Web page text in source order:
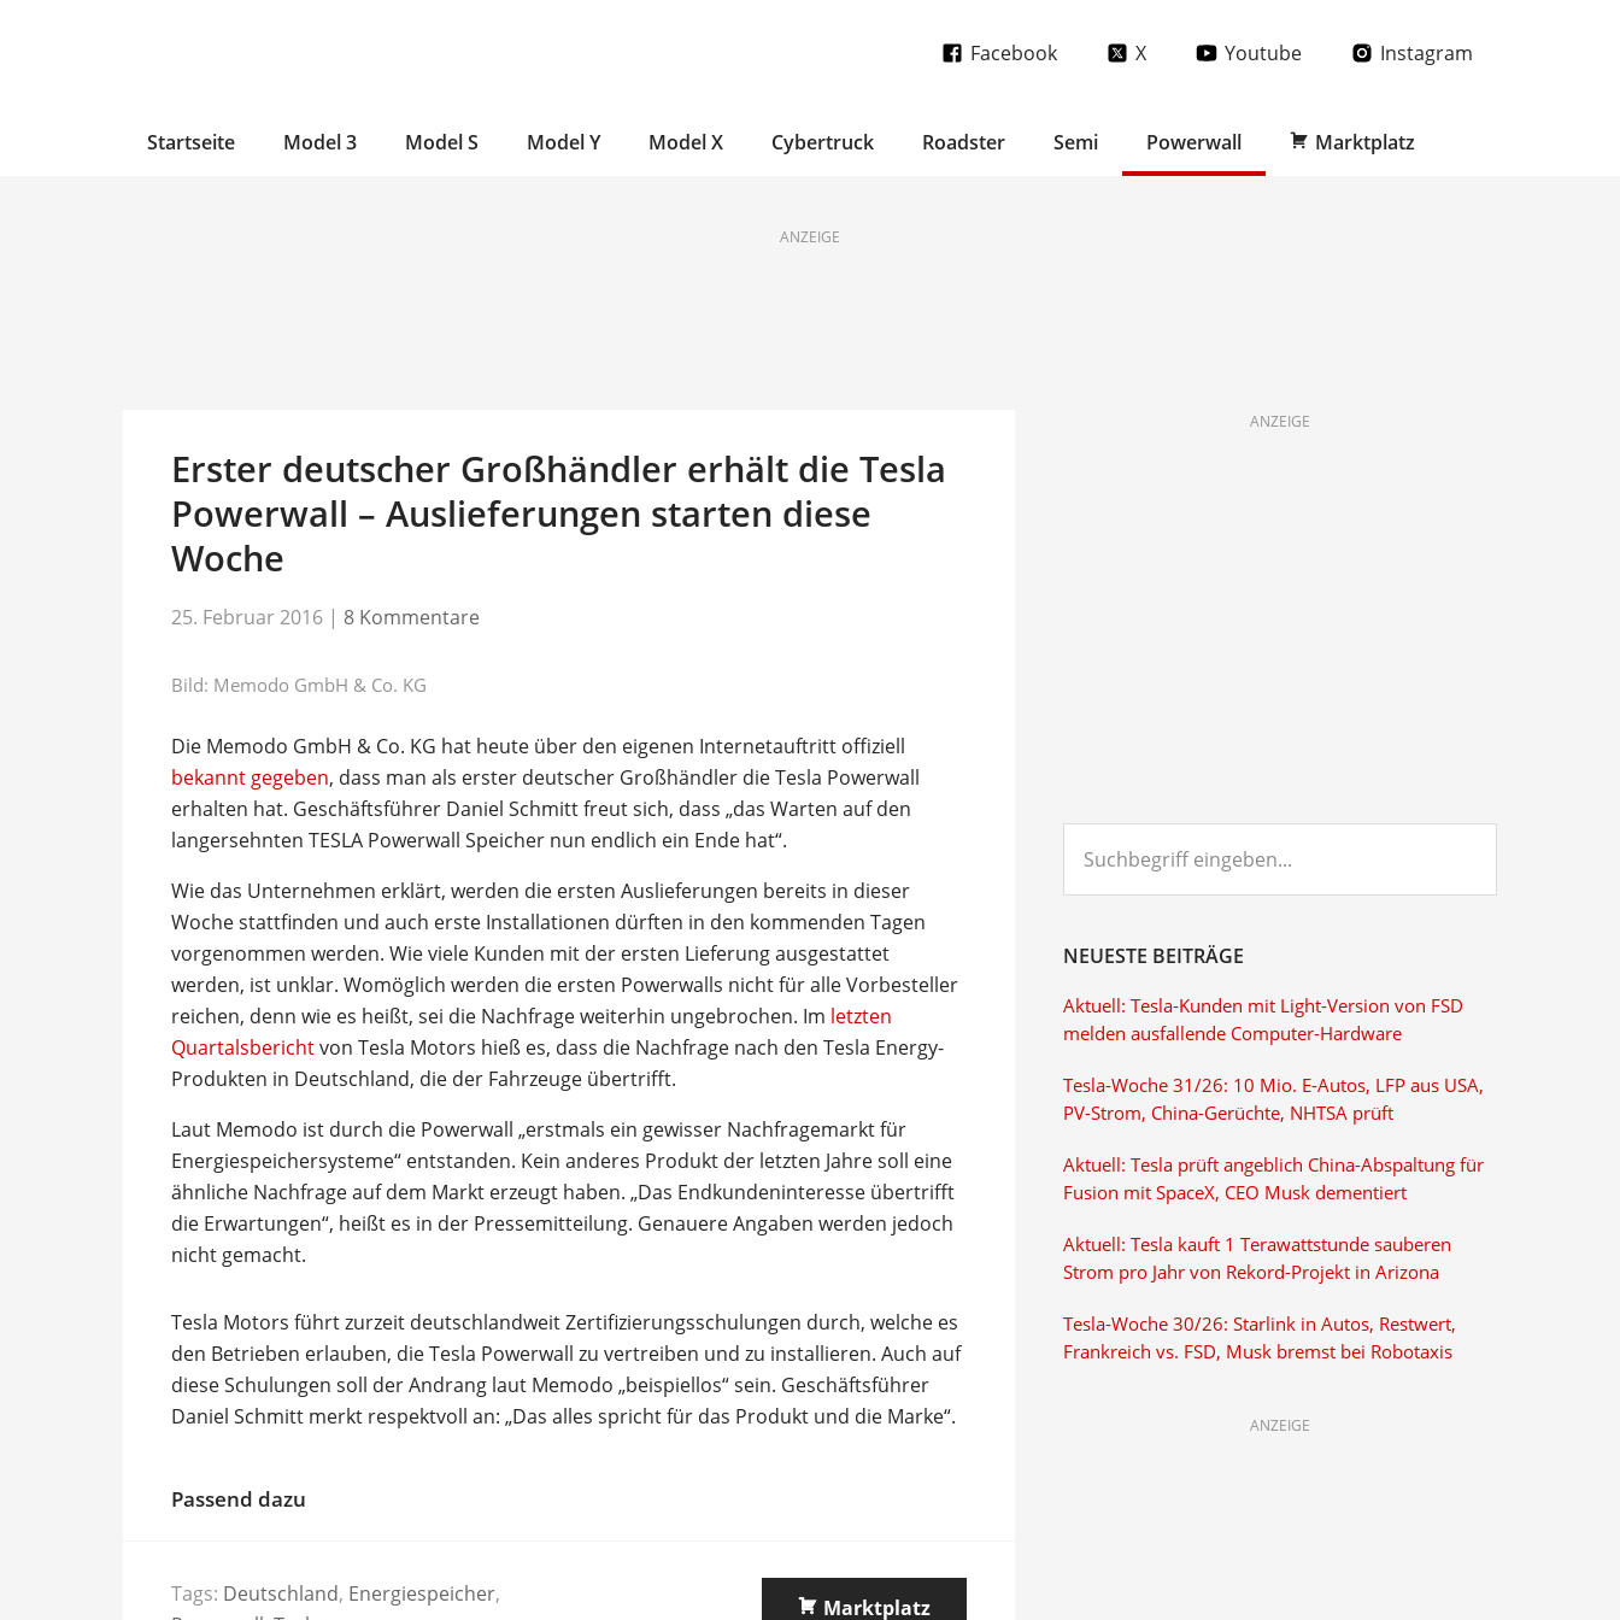
Facebook X Youtube Instagram
Startseite Model 3 Model S Model Y Model X Cybertruck Roadster Semi Powerwall Marktplatz
ANZEIGE
Erster deutscher Großhändler erhält die Tesla
Powerwall – Auslieferungen starten diese
Woche
25. Februar 2016 | 8 Kommentare
Bild: Memodo GmbH & Co. KG
Die Memodo GmbH & Co. KG hat heute über den eigenen Internetauftritt offiziell
bekannt gegeben, dass man als erster deutscher Großhändler die Tesla Powerwall
erhalten hat. Geschäftsführer Daniel Schmitt freut sich, dass „das Warten auf den
langersehnten TESLA Powerwall Speicher nun endlich ein Ende hat“.
Wie das Unternehmen erklärt, werden die ersten Auslieferungen bereits in dieser
Woche stattfinden und auch erste Installationen dürften in den kommenden Tagen
vorgenommen werden. Wie viele Kunden mit der ersten Lieferung ausgestattet
werden, ist unklar. Womöglich werden die ersten Powerwalls nicht für alle Vorbesteller
reichen, denn wie es heißt, sei die Nachfrage weiterhin ungebrochen. Im letzten
Quartalsberichtvon Tesla Motors hieß es, dass die Nachfrage nach den Tesla Energy-
Produkten in Deutschland, die der Fahrzeuge übertrifft.
Laut Memodo ist durch die Powerwall „erstmals ein gewisser Nachfragemarkt für
Energiespeichersysteme“ entstanden. Kein anderes Produkt der letzten Jahre soll eine
ähnliche Nachfrage auf dem Markt erzeugt haben. „Das Endkundeninteresse übertrifft
die Erwartungen“, heißt es in der Pressemitteilung. Genauere Angaben werden jedoch
nicht gemacht.
Tesla Motors führt zurzeit deutschlandweit Zertifizierungsschulungen durch, welche es
den Betrieben erlauben, die Tesla Powerwall zu vertreiben und zu installieren. Auch auf
diese Schulungen soll der Andrang laut Memodo „beispiellos“ sein. Geschäftsführer
Daniel Schmitt merkt respektvoll an: „Das alles spricht für das Produkt und die Marke“.
Passend dazu
Tags: Deutschland, Energiespeicher,
Marktplatz
ANZEIGE
eingeben...
NEUESTE BEITRÄGE
Aktuell: Tesla-Kunden mit Light-Version von FSD
melden ausfallende Computer-Hardware
Tesla-Woche 31/26: 10 Mio. E-Autos, LFP aus USA,
PV-Strom, China-Gerüchte, NHTSA prüft
Aktuell: Tesla prüft angeblich China-Abspaltung für
Fusion mit SpaceX, CEO Musk dementiert
Aktuell: Tesla kauft 1 Terawattstunde sauberen
Strom pro Jahr von Rekord-Projekt in Arizona
Tesla-Woche 30/26: Starlink in Autos, Restwert,
Frankreich vs. FSD, Musk bremst bei Robotaxis
ANZEIGE